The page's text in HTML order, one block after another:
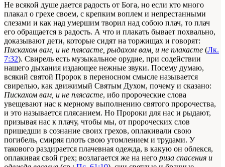
Не всякой душе дается радость от Бога, но если кто много
плакал о грехе своем, с крепким воплем и непрестанными
слезами и как над умершим творил над собою плач, то плач
его обращается в радость. А что и плакать бывает похвально,
доказывают дети, которые сидят на торжищах и говорят:
Пискахом вам, и не плясасте, рыдахом вам, и не плакасте (Лк.
7:32). Свирель есть музыкальное орудие, при содействии
нашего дыхания издающее нежные звуки. Посему думаю,
всякий святой Пророк в переносном смысле называется
свирелью, как движимый Святым Духом, почему и сказано:
Пискахом вам, и не плясасте, ибо пророческие слова
увещевают нас к мерному выполнению святого пророчества,
и это называется плясанием. Но Пророки для нас и рыдают,
призывая нас к плачу, чтобы мы, от пророческих слов
пришедши в сознание своих грехов, оплакивали свою
погибель, смиряя плоть свою утомлением и трудами. У
такового раздирается плачевная одежда, в какую он облекся,
оплакивая свой грех; возлагается же на него риза спасения и